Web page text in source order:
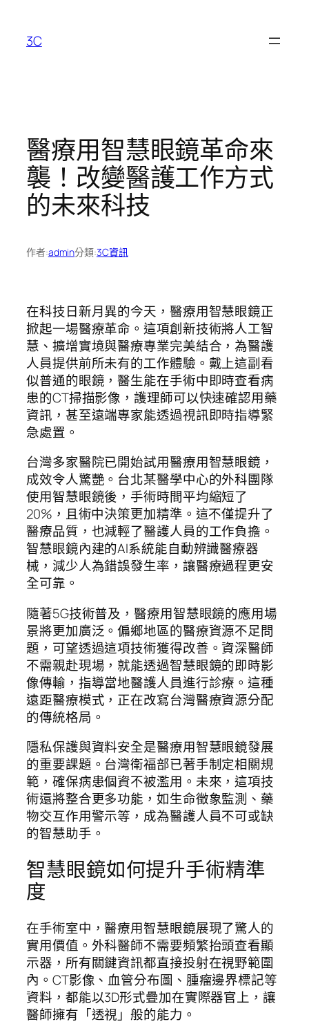
3C
醫療用智慧眼鏡革命來
襲！改變醫護工作方式
的未來科技
作者:admin分類:3C資訊
在科技日新月異的今天，醫療用智慧眼鏡正
掀起一場醫療革命。這項創新技術將人工智
慧、擴增實境與醫療專業完美結合，為醫護
人員提供前所未有的工作體驗。戴上這副看
似普通的眼鏡，醫生能在手術中即時查看病
患的CT掃描影像，護理師可以快速確認用藥
資訊，甚至遠端專家能透過視訊即時指導緊
急處置。
台灣多家醫院已開始試用醫療用智慧眼鏡，
成效令人驚艷。台北某醫學中心的外科團隊
使用智慧眼鏡後，手術時間平均縮短了
20%，且術中決策更加精準。這不僅提升了
醫療品質，也減輕了醫護人員的工作負擔。
智慧眼鏡內建的AI系統能自動辨識醫療器
械，減少人為錯誤發生率，讓醫療過程更安
全可靠。
隨著5G技術普及，醫療用智慧眼鏡的應用場
景將更加廣泛。偏鄉地區的醫療資源不足問
題，可望透過這項技術獲得改善。資深醫師
不需親赴現場，就能透過智慧眼鏡的即時影
像傳輸，指導當地醫護人員進行診療。這種
遠距醫療模式，正在改寫台灣醫療資源分配
的傳統格局。
隱私保護與資料安全是醫療用智慧眼鏡發展
的重要課題。台灣衛福部已著手制定相關規
範，確保病患個資不被濫用。未來，這項技
術還將整合更多功能，如生命徵象監測、藥
物交互作用警示等，成為醫護人員不可或缺
的智慧助手。
智慧眼鏡如何提升手術精準
度
在手術室中，醫療用智慧眼鏡展現了驚人的
實用價值。外科醫師不需要頻繁抬頭查看顯
示器，所有關鍵資訊都直接投射在視野範圍
內。CT影像、血管分布圖、腫瘤邊界標記等
資料，都能以3D形式疊加在實際器官上，讓
醫師擁有「透視」般的能力。